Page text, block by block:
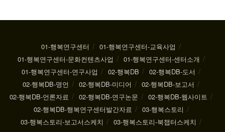
01-행복연구센터
01-행복연구센터-교육사업
01-행복연구센터-문화컨텐츠사업
01-행복연구센터-센터소개
01-행복연구센터-연구사업
02-행복DB
02-행복DB-도서
02-행복DB-명언
02-행복DB-미디어
02-행복DB-보고서
02-행복DB-언론자료
02-행복DB-연구논문
02-행복DB-웹사이트
02-행복DB-행복연구센터발간자료
03-행복스토리
03-행복스토리-보고서스케치
03-행복스토리-북챕터스케치